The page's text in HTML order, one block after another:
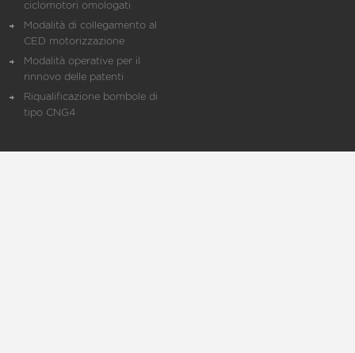
ciclomotori omologati
Modalità di collegamento al
CED motorizzazione
Modalità operative per il
rinnovo delle patenti
Riqualificazione bombole di
tipo CNG4